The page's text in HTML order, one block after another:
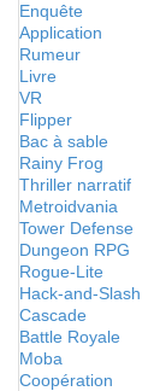
Enquête
Application
Rumeur
Livre
VR
Flipper
Bac à sable
Rainy Frog
Thriller narratif
Metroidvania
Tower Defense
Dungeon RPG
Rogue-Lite
Hack-and-Slash
Cascade
Battle Royale
Moba
Coopération